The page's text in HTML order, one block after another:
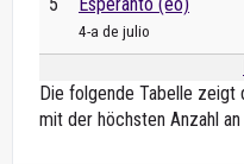
4-a de julio
Die folgende Tabelle zeigt
mit der höchsten Anzahl